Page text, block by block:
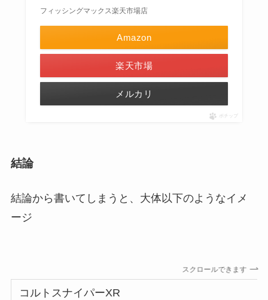
フィッシングマックス楽天市場店
Amazon
楽天市場
メルカリ
ポチップ
結論
結論から書いてしまうと、大体以下のようなイメ
ージ
スクロールできます
コルトスナイパーXR